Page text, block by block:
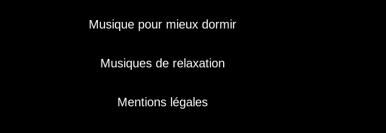
Musique pour mieux dormir
Musiques de relaxation
Mentions légales